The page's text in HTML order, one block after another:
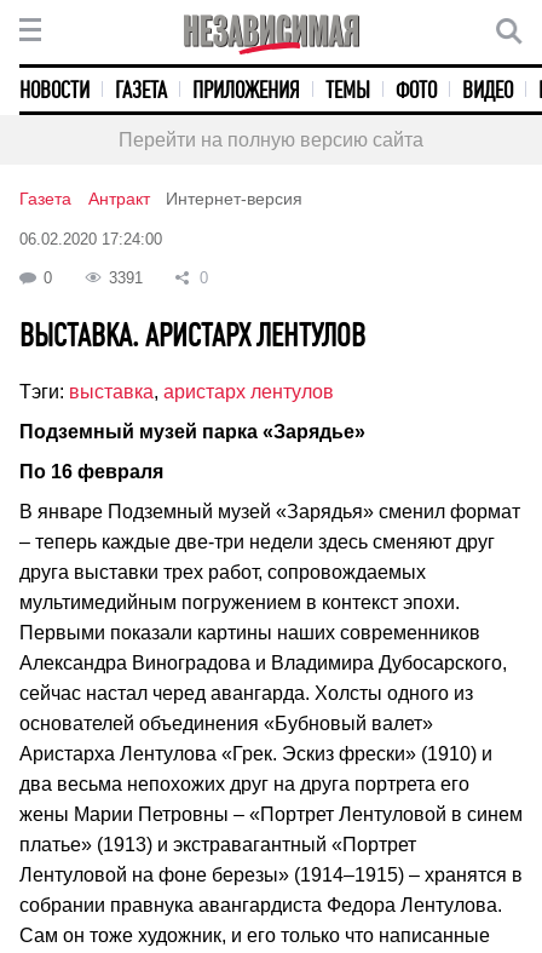
НОВОСТИ ГАЗЕТА ПРИЛОЖЕНИЯ ТЕМЫ ФОТО ВИДЕО
Перейти на полную версию сайта
Газета Антракт Интернет-версия
06.02.2020 17:24:00
0 3391 0
ВЫСТАВКА. АРИСТАРХ ЛЕНТУЛОВ
Тэги: выставка, аристарх лентулов
Подземный музей парка «Зарядье»
По 16 февраля
В январе Подземный музей «Зарядья» сменил формат
– теперь каждые две-три недели здесь сменяют друг
друга выставки трех работ, сопровождаемых
мультимедийным погружением в контекст эпохи.
Первыми показали картины наших современников
Александра Виноградова и Владимира Дубосарского,
сейчас настал черед авангарда. Холсты одного из
основателей объединения «Бубновый валет»
Аристарха Лентулова «Грек. Эскиз фрески» (1910) и
два весьма непохожих друг на друга портрета его
жены Марии Петровны – «Портрет Лентуловой в синем
платье» (1913) и экстравагантный «Портрет
Лентуловой на фоне березы» (1914–1915) – хранятся в
собрании правнука авангардиста Федора Лентулова.
Сам он тоже художник, и его только что написанные